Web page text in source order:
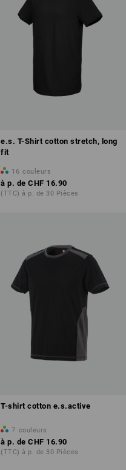
e.s. T-Shirt cotton stretch, long
fit
16 couleurs
à p. de CHF 16.90
(TTC) à p. de 30 Pièces
T-shirt cotton e.s.active
7 couleurs
à p. de CHF 16.90
(TTC) à p. de 30 Pièces